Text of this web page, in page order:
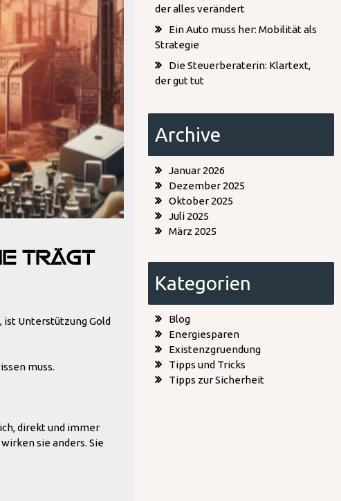
trägt
ist Unterstützung Gold
muss.
direkt und immer
sie anders. Sie
der alles verändert
Ein Auto muss her: Mobilität als
Strategie
Die Steuerberaterin: Klartext,
der gut tut
Archive
Januar 2026
Dezember 2025
Oktober 2025
Juli 2025
März 2025
Kategorien
Blog
Energiesparen
Existenzgruendung
Tipps und Tricks
Tipps zur Sicherheit